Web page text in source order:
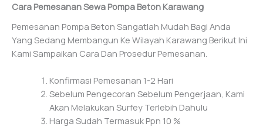
Cara Pemesanan Sewa Pompa Beton Karawang
Pemesanan Pompa Beton Sangatlah Mudah Bagi Anda
Yang Sedang Membangun Ke Wilayah Karawang Berikut Ini
Kami Sampaikan Cara Dan Prosedur Pemesanan.
Konfirmasi Pemesanan 1-2 Hari
Sebelum Pengecoran Sebelum Pengerjaan, Kami
Akan Melakukan Surfey Terlebih Dahulu
Harga Sudah Termasuk Ppn 10 %